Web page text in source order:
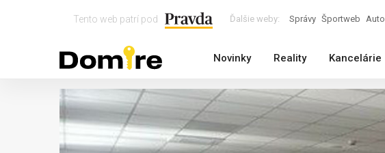
Tento web patrí pod Ďalšie weby: Správy Športweb Auto
Novinky Reality Kancelárie